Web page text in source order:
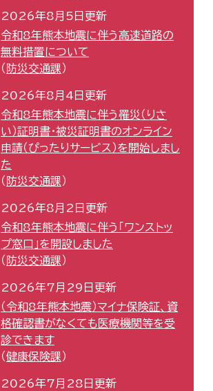
2026年8月5日更新
令和8年熊本地震に伴う高速道路の
無料措置について
防災交通課
2026年8月4日更新
令和8年熊本地震に伴う罹災（りさ
い）証明書・被災証明書のオンライン
申請（ぴったりサービス）を開始しまし
た
防災交通課
2026年8月2日更新
令和8年熊本地震に伴う「ワンストッ
プ窓口」を開設しました
防災交通課
2026年7月29日更新
（令和8年熊本地震）マイナ保険証、資
格確認書がなくても医療機関等を受
診できます
健康保険課
2026年7月28日更新